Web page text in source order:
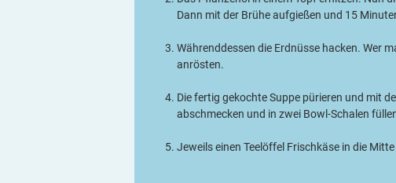
Dann mit der Brühe aufgießen und 15
Währenddessen die Erdnüsse ­hacken. Wer
anrösten.
Die fertig gekochte Suppe pürieren und mit
abschmecken und in zwei Bowl-Schalen
Jeweils einen Teelöffel Frischkäse in die